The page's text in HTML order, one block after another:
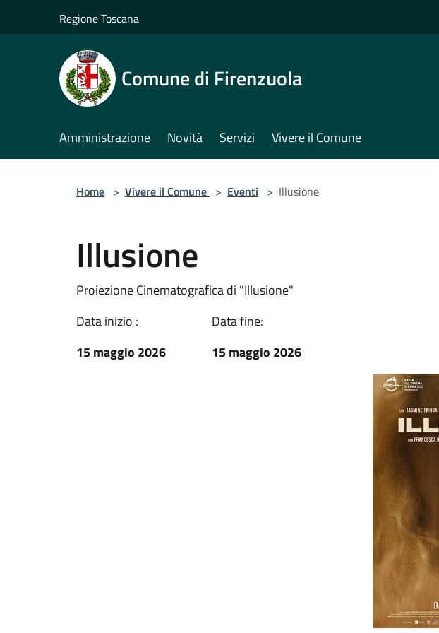
Regione Toscana
Comune di Firenzuola
Amministrazione Novità Servizi Vivere il Comune
Home > Vivere il Comune > Eventi > Illusione
Illusione
Proiezione Cinematografica di "Illusione"
Data inizio :
15 maggio 2026
Data fine:
15 maggio 2026